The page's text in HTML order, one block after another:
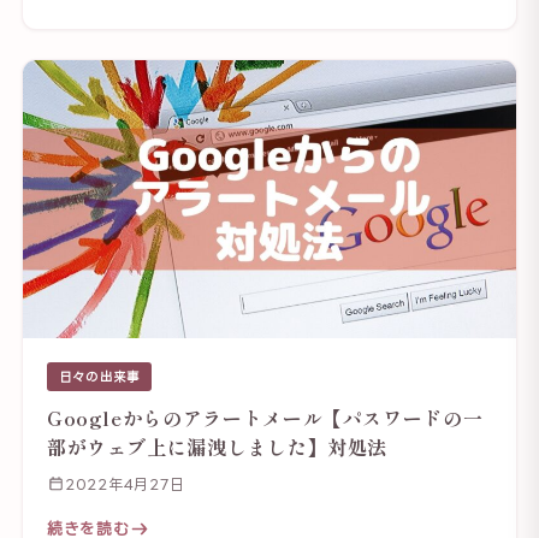
日々の出来事
Googleからのアラートメール【パスワードの一
部がウェブ上に漏洩しました】対処法
2022年4月27日
続きを読む